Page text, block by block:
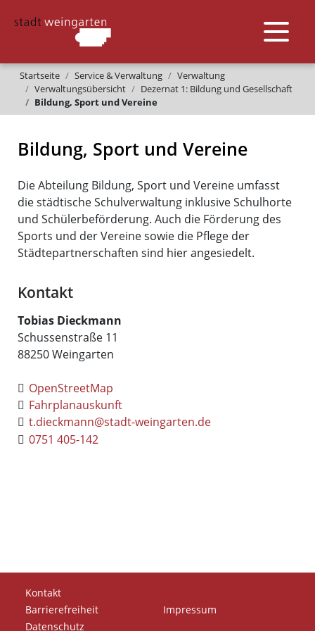
Startseite Service & Verwaltung
Verwaltung
Verwaltungsübersicht
Dezernat 1: Bildung und Gesellschaft
Bildung, Sport und Vereine
Bildung, Sport und Vereine
Die Abteilung Bildung, Sport und Vereine umfasst
die städtische Schulverwaltung inklusive Schulhorte
und Schülerbeförderung. Auch die Förderung des
Sports und der Vereine sowie die Pflege der
Städtepartnerschaften sind hier angesiedelt.
Kontakt
Tobias Dieckmann
Schussenstraße 11
88250Weingarten
OpenStreetMap
Fahrplanauskunft
t.dieckmann@stadt-weingarten.de
0751 405-142
Kontakt
Barrierefreiheit
Impressum
Datenschutz